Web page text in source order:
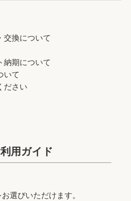
交換について
納期について
いて
ださい
用ガイド
選びいただけます。